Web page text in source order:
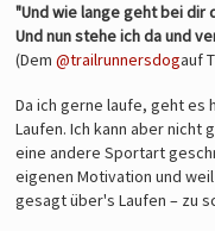
"Und wie lange geht bei dir
Und nun stehe ich da und
(Dem@trailrunnersdogauf
Da ich gerne laufe, geht es
Laufen. Ich kann aber nicht
eine andere Sportart
eigenen Motivation und
gesagt über's Laufen – zu